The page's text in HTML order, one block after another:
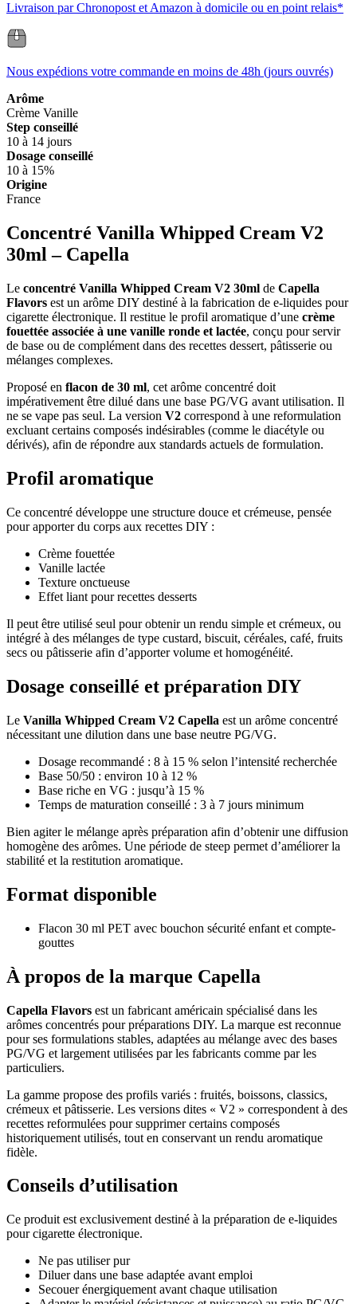
Livraison par Chronopost et Amazon à domicile ou en point relais*
Nous expédions votre commande en moins de 48h (jours ouvrés)
Arôme
Crème Vanille
Step conseillé
10 à 14 jours
Dosage conseillé
10 à 15%
Origine
France
Concentré Vanilla Whipped Cream V2
30ml – Capella
Le concentré Vanilla Whipped Cream V2 30ml de Capella
Flavors est un arôme DIY destiné à la fabrication de e-liquides pour
cigarette électronique. Il restitue le profil aromatique d’une crème
fouettée associée à une vanille ronde et lactée, conçu pour servir
de base ou de complément dans des recettes dessert, pâtisserie ou
mélanges complexes.
Proposé en flacon de 30 ml, cet arôme concentré doit
impérativement être dilué dans une base PG/VG avant utilisation. Il
ne se vape pas seul. La version V2 correspond à une reformulation
excluant certains composés indésirables (comme le diacétyle ou
dérivés), afin de répondre aux standards actuels de formulation.
Profil aromatique
Ce concentré développe une structure douce et crémeuse, pensée
pour apporter du corps aux recettes DIY :
Crème fouettée
Vanille lactée
Texture onctueuse
Effet liant pour recettes desserts
Il peut être utilisé seul pour obtenir un rendu simple et crémeux, ou
intégré à des mélanges de type custard, biscuit, céréales, café, fruits
secs ou pâtisserie afin d’apporter volume et homogénéité.
Dosage conseillé et préparation DIY
Le Vanilla Whipped Cream V2 Capella est un arôme concentré
nécessitant une dilution dans une base neutre PG/VG.
Dosage recommandé : 8 à 15 % selon l’intensité recherchée
Base 50/50 : environ 10 à 12 %
Base riche en VG : jusqu’à 15 %
Temps de maturation conseillé : 3 à 7 jours minimum
Bien agiter le mélange après préparation afin d’obtenir une diffusion
homogène des arômes. Une période de steep permet d’améliorer la
stabilité et la restitution aromatique.
Format disponible
Flacon 30 ml PET avec bouchon sécurité enfant et compte-
gouttes
À propos de la marque Capella
Capella Flavors est un fabricant américain spécialisé dans les
arômes concentrés pour préparations DIY. La marque est reconnue
pour ses formulations stables, adaptées au mélange avec des bases
PG/VG et largement utilisées par les fabricants comme par les
particuliers.
La gamme propose des profils variés : fruités, boissons, classics,
crémeux et pâtisserie. Les versions dites « V2 » correspondent à des
recettes reformulées pour supprimer certains composés
historiquement utilisés, tout en conservant un rendu aromatique
fidèle.
Conseils d’utilisation
Ce produit est exclusivement destiné à la préparation de e-liquides
pour cigarette électronique.
Ne pas utiliser pur
Diluer dans une base adaptée avant emploi
Secouer énergiquement avant chaque utilisation